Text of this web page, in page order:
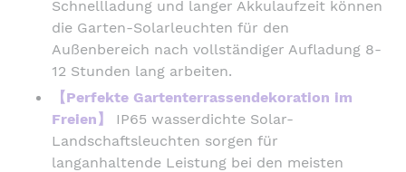
Schnellladung und langer Akkulaufzeit können
die Garten-Solarleuchten für den
Außenbereich nach vollständiger Aufladung 8-
12 Stunden lang arbeiten.
【Perfekte Gartenterrassendekoration im
Freien】
IP65 wasserdichte Solar-
Landschaftsleuchten sorgen für
langanhaltende Leistung bei den meisten